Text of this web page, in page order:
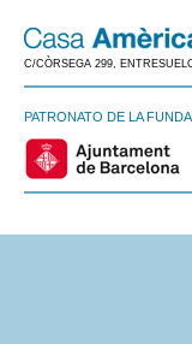
C/CÒRSEGA 299,
PATRONATO DE LA